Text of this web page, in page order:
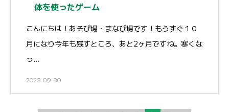
体を使ったゲーム
こんにちは！あそび場・まなび場です！もうすぐ１０
月になり今年も残すところ、あと2ヶ月ですね。寒くな
っ…
2023.09.30